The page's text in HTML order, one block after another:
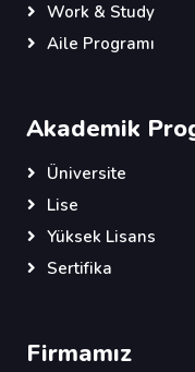
Work & Study
Aile Programı
Akademik
Üniversite
Lise
Yüksek Lisans
Sertifika
Firmamız